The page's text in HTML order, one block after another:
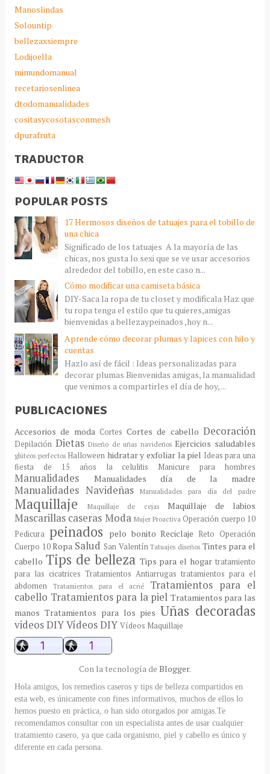
Manoslindas
Solountip
bellezaxsiempre
Lodijoella
mimundomanual
recetariosenlinea
dtodomanualidades
cositasycosotasconmesh
dpurafruta
TRADUCTOR
POPULAR POSTS
17 Hermosos diseños de tatuajes para el tobillo de
una chica
Significado de los tatuajes A la mayoría de las
chicas, nos gusta lo sexi que se ve usar accesorios
alrededor del tobillo, en este caso n...
Cómo modificar una camiseta básica
DIY-Saca la ropa de tu closet y modificala Haz que
tu ropa tenga el estilo que tu quieres,amigas
bienvenidas a bellezaypeinados ,hoy n...
Aprende cómo decorar plumas y lapices con hilo y
cuentas
Hazlo así de fácil : Ideas personalizadas para
decorar plumas Bienvenidas amigas, la manualidad
que venimos a compartirles el día de hoy, ...
PUBLICACIONES
Accesorios de moda Cortes Cortes de cabello Decoración
Depilación Dietas Diseño de uñas navideños Ejercicios saludables
glúteos perfectos Halloween hidratar y exfoliar la piel Ideas para una
fiesta de 15 años
la celulitis Manicure para hombres
Manualidades Manualidades día de la madre
Manualidades Navideñas Manualidades para día del padre
Maquillaje Maquillaje de cejas Maquillaje de labios
Mascarillas caseras Moda Mujer Proactiva Operación cuerpo 10
Pedicura peinados pelo bonito Reciclaje Reto Operación
Cuerpo 10 Ropa Salud San Valentín Tatuajes diseños Tintes para el
cabello Tips de belleza Tips para el hogar tratamiento
para las cicatrices Tratamientos Antiarrugas tratamientos para el
abdomen
Tratamientos para el acné
Tratamientos para el
cabello Tratamientos para la piel Tratamientos para las
manos Tratamientos para los pies Uñas decoradas
videos DIYVídeos DIY Vídeos Maquillaje
Con la tecnología de Blogger.
Hola amigos, los remedios caseros y tips de belleza compartidos en
esta web, es únicamente con fines informativos, muchos de ellos lo
hemos puesto en práctica, o han sido otorgados por amigas.Te
recomendamos consultar con un especialista antes de usar cualquier
tratamiento casero, ya que cada organismo, piel y cabello es único y
diferente en cada persona.